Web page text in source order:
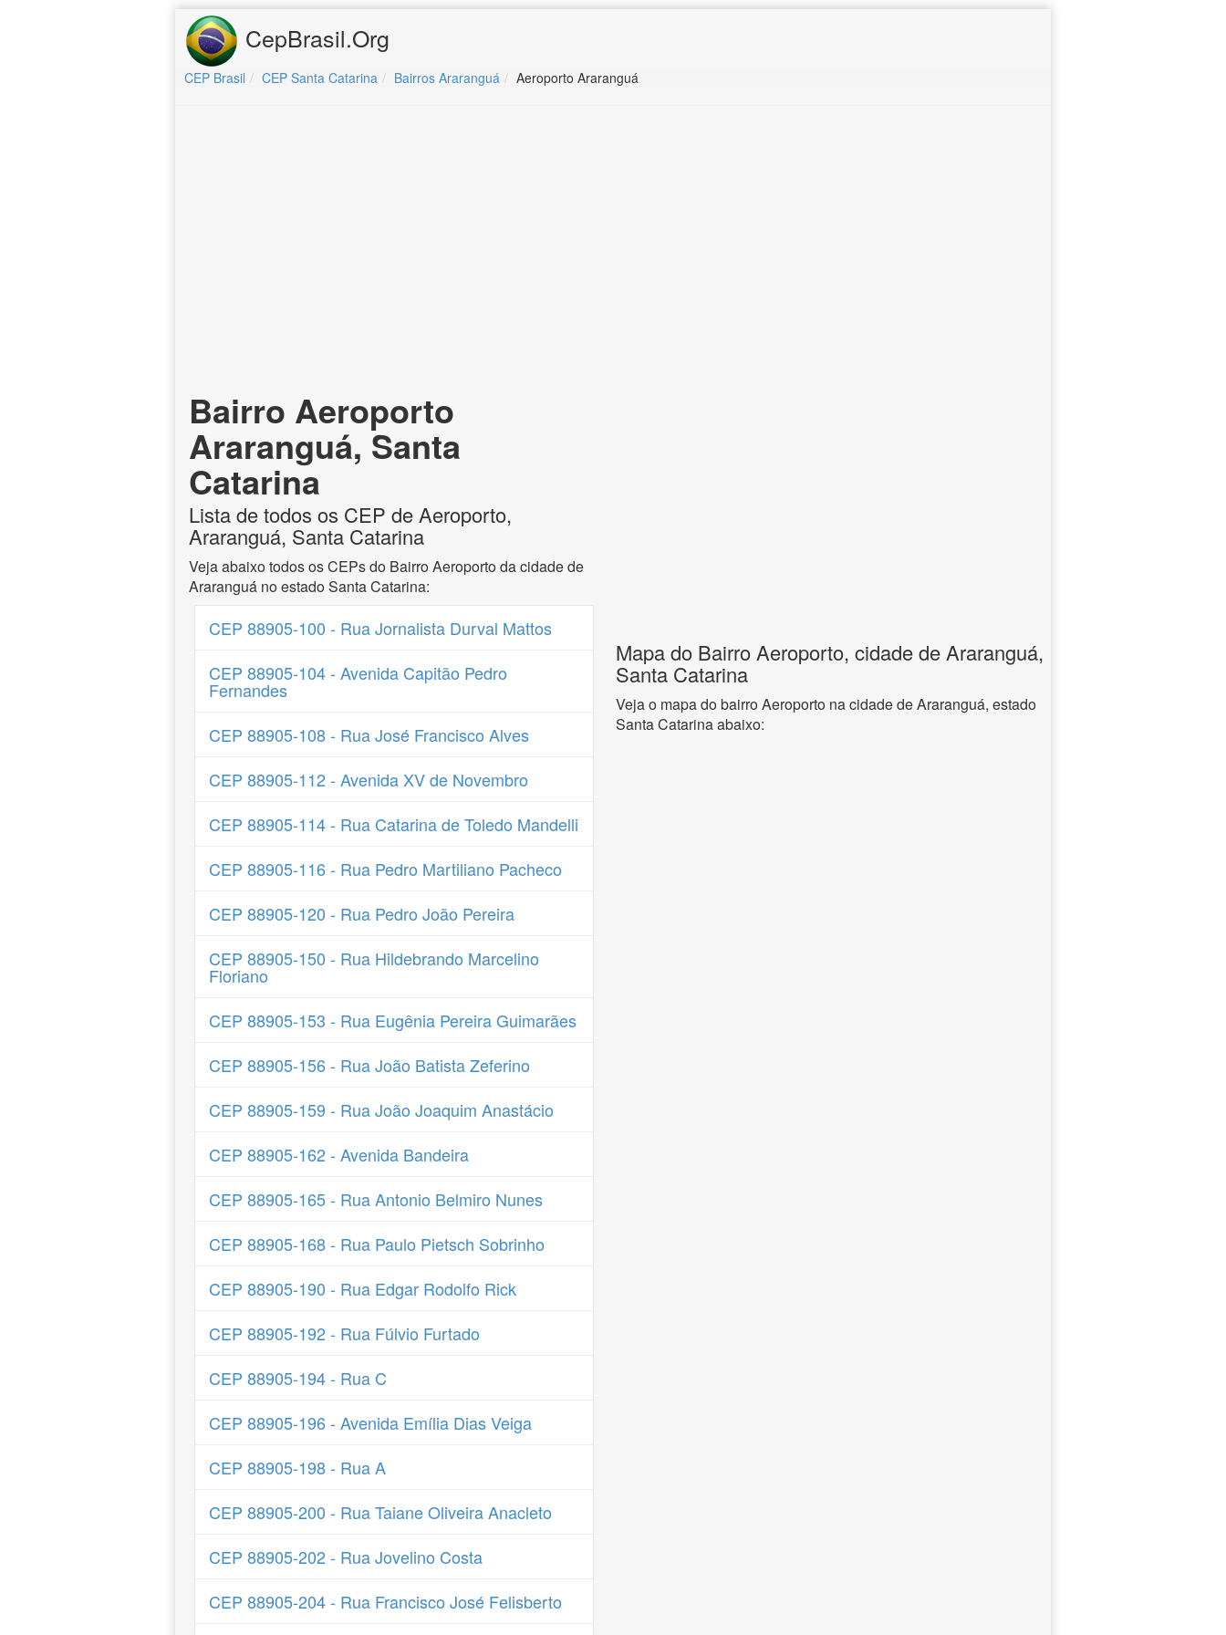
CepBrasil.Org
CEP Brasil CEP Santa Catarina Bairros Araranguá Aeroporto Araranguá
Bairro Aeroporto
Araranguá, Santa
Catarina
Lista de todos os CEP de Aeroporto,
Araranguá, Santa Catarina
Veja abaixo todos os CEPs do Bairro Aeroporto da cidade de
Araranguá no estado Santa Catarina:
CEP 88905-100 - Rua Jornalista Durval Mattos
CEP 88905-104 - Avenida Capitão Pedro
Fernandes
CEP 88905-108 - Rua José Francisco Alves
CEP 88905-112 - Avenida XV de Novembro
CEP 88905-114 - Rua Catarina de Toledo Mandelli
CEP 88905-116 - Rua Pedro Martiliano Pacheco
CEP 88905-120 - Rua Pedro João Pereira
CEP 88905-150 - Rua Hildebrando Marcelino
Floriano
CEP 88905-153 - Rua Eugênia Pereira Guimarães
CEP 88905-156 - Rua João Batista Zeferino
CEP 88905-159 - Rua João Joaquim Anastácio
CEP 88905-162 - Avenida Bandeira
CEP 88905-165 - Rua Antonio Belmiro Nunes
CEP 88905-168 - Rua Paulo Pietsch Sobrinho
CEP 88905-190 - Rua Edgar Rodolfo Rick
CEP 88905-192 - Rua Fúlvio Furtado
CEP 88905-194 - Rua C
CEP 88905-196 - Avenida Emília Dias Veiga
CEP 88905-198 - Rua A
CEP 88905-200 - Rua Taiane Oliveira Anacleto
CEP 88905-202 - Rua Jovelino Costa
CEP 88905-204 - Rua Francisco José Felisberto
Mapa do Bairro Aeroporto, cidade de Araranguá,
Santa Catarina
Veja o mapa do bairro Aeroporto na cidade de Araranguá, estado
Santa Catarina abaixo: